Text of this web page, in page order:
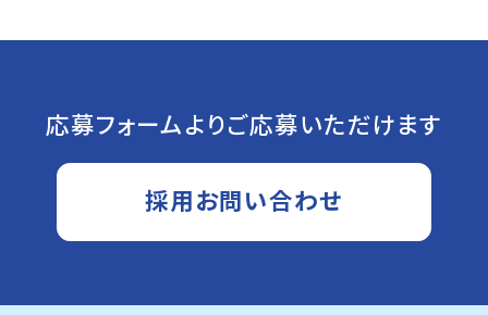
応募フォームよりご応募いただけます
採用お問い合わせ